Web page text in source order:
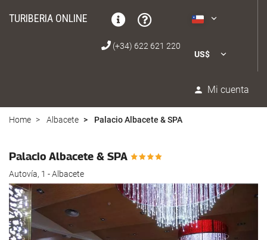
TURIBERIA ONLINE
US$
Mi cuenta
(+34) 622 621 220
Home Albacete Palacio Albacete & SPA
Palacio Albacete & SPA
Autovía, 1 - Albacete